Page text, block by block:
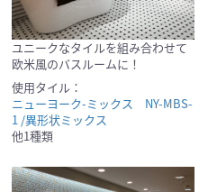
ユニークなタイルを組み合わせて
欧米風のバスルームに！
使用タイル：
ニューヨーク-ミックス NY-MBS-
1 /異形状ミックス
他1種類